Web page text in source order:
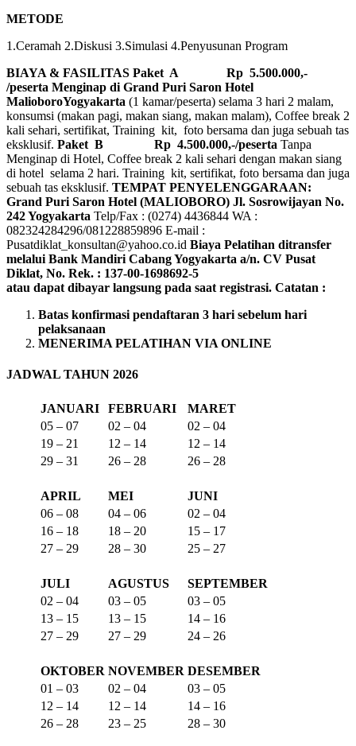
METODE
1.Ceramah 2.Diskusi 3.Simulasi 4.Penyusunan Program
BIAYA & FASILITAS Paket A Rp 5.500.000,-
/peserta Menginap di Grand Puri Saron Hotel
MalioboroYogyakarta (1 kamar/peserta) selama 3 hari 2 malam,
konsumsi (makan pagi, makan siang, makan malam), Coffee break 2
kali sehari, sertifikat, Training kit, foto bersama dan juga sebuah tas
eksklusif. Paket B Rp 4.500.000,-/peserta Tanpa
Menginap di Hotel, Coffee break 2 kali sehari dengan makan siang
di hotel selama 2 hari. Training kit, sertifikat, foto bersama dan juga
sebuah tas eksklusif. TEMPAT PENYELENGGARAAN:
Grand Puri Saron Hotel (MALIOBORO) Jl. Sosrowijayan No.
242 Yogyakarta Telp/Fax : (0274) 4436844 WA :
082324284296/081228859896 E-mail :
Pusatdiklat_konsultan@yahoo.co.id Biaya Pelatihan ditransfer
melalui Bank Mandiri Cabang Yogyakarta a/n. CV Pusat
Diklat, No. Rek. : 137-00-1698692-5
atau dapat dibayar langsung pada saat registrasi. Catatan :
Batas konfirmasi pendaftaran 3 hari sebelum hari
pelaksanaan
MENERIMA PELATIHAN VIA ONLINE
JADWAL TAHUN 2026
JANUARI FEBRUARI
MARET
05 – 07
02 – 04
02 – 04
19 – 21
12 – 14
12 – 14
29 – 31
26 – 28 26 – 28
APRIL MEI
JUNI
06 – 08
04 – 06
02 – 04
16 – 18
18 – 20
15 – 17
27 – 29
28 – 30 25 – 27
JULI AGUSTUS
SEPTEMBER
02 – 04
03 – 05
03 – 05
13 – 15
13 – 15
14 – 16
27 – 29
27 – 29 24 – 26
OKTOBER NOVEMBER DESEMBER
01 – 03
02 – 04
03 – 05
12 – 14
12 – 14
14 – 16
26 – 28
23 – 25 28 – 30